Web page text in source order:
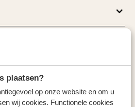
plaatsen?
op onze website en om u
wij cookies. Functionele cookies